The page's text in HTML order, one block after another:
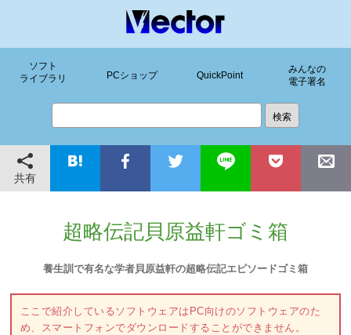
ソフト
ライブラリ
PCショップ QuickPoint
みんなの
電子署名
共有
超略伝記貝原益軒ゴミ箱
養生訓で有名な学者貝原益軒の超略伝記エピソードゴミ箱
ここで紹介しているソフトウェアはPC向けのソフトウェアのた
め、スマートフォンでダウンロードすることができません。